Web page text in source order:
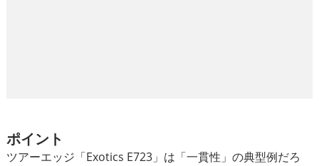
ポイント
ツアーエッジ「Exotics E723」は「一貫性」の典型例だろ